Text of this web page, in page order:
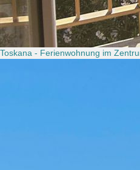
Toskana - Ferienwohnung im